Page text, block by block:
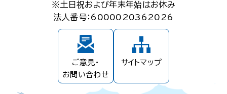
※土日祝および年末年始はお休み
法人番号：6000020362026
ご意見・
お問い合わせ
サイトマップ